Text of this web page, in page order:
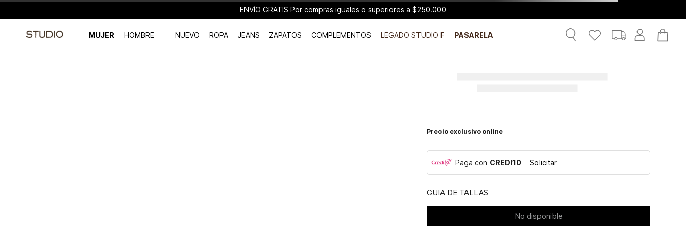
ENVÍO GRATIS Por compras iguales o superiores a $250.000
MUJER HOMBRE NUEVO ROPA JEANS ZAPATOS COMPLEMENTOS LEGADO STUDIO F PASARELA
Precio exclusivo online
Paga con CREDI10 Solicitar
GUIA DE TALLAS
No disponible